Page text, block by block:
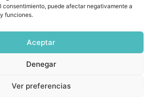
consentimiento, puede afectar negativamente a
funciones.
Aceptar
Denegar
Ver preferencias
de
privacidad
legalde
y